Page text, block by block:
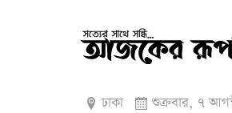
ঢাকা শুক্রবার, ৭